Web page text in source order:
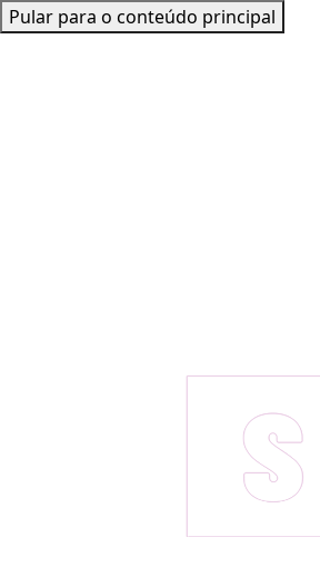
Pular para o conteúdo principal